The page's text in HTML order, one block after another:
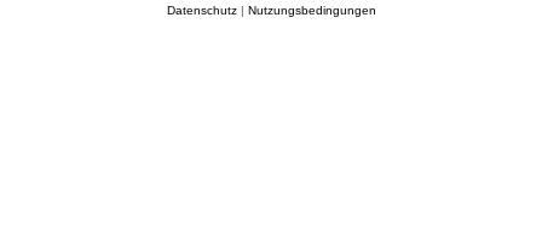
Datenschutz| Nutzungsbedingungen